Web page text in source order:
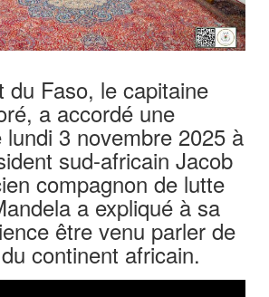
du Faso, le capitaine
a accordé une
lundi 3 novembre 2025 à
sud-africain Jacob
compagnon de lutte
a expliqué à sa
être venu parler de
continent africain.